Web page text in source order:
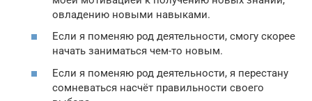
овладению новыми навыками.
Если я поменяю род деятельности, смогу скорее
начать заниматься чем-то новым.
Если я поменяю род деятельности, я перестану
сомневаться насчёт правильности своего